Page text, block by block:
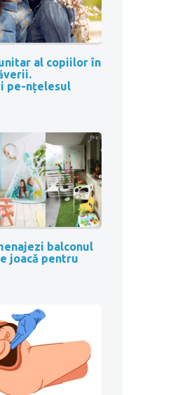
al copiilor în
pe-nțelesul
balconul
joacă pentru